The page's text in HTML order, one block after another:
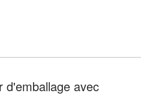
d'emballage avec